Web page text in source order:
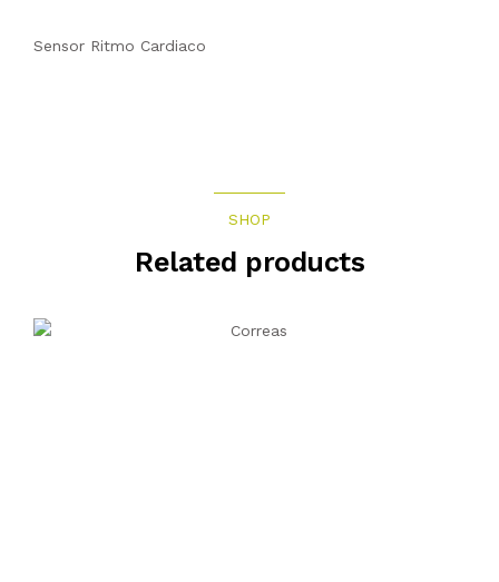
Sensor Ritmo Cardiaco
SHOP
Related products